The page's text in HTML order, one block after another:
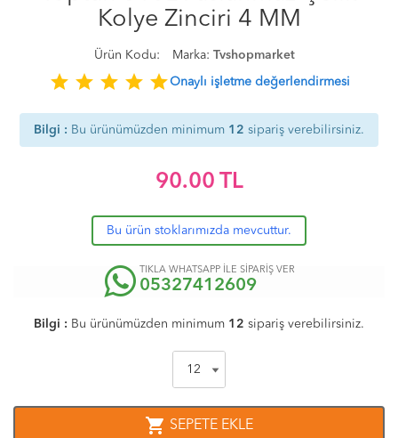
Kolye Zinciri 4 MM
Ürün Kodu: Marka: Tvshopmarket
star star star star starOnaylı işletme değerlendirmesi
Bilgi : Bu ürünümüzden minimum 12 sipariş verebilirsiniz.
90.00 TL
Bu ürün stoklarımızda mevcuttur.
TIKLA WHATSAPP İLE SİPARİŞ VER
05327412609
Bilgi : Bu ürünümüzden minimum 12 sipariş verebilirsiniz.
shopping_cart SEPETE EKLE